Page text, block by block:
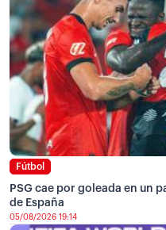
Fútbol
PSG cae por goleada en un
de España
05/08/2026 19:14